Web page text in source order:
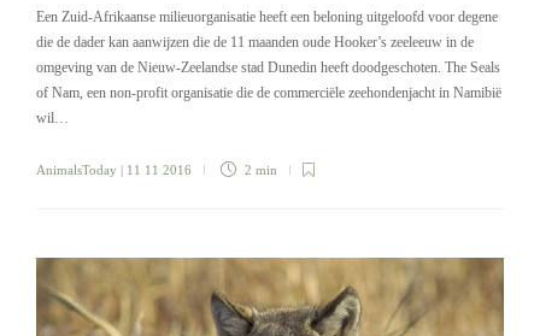
Een Zuid-Afrikaanse milieuorganisatie heeft een beloning uitgeloofd voor degene
die de dader kan aanwijzen die de 11 maanden oude Hooker’s zeeleeuw in de
omgeving van de Nieuw-Zeelandse stad Dunedin heeft doodgeschoten. The Seals
of Nam, een non-profit organisatie die de commerciële zeehondenjacht in Namibië
wil…
AnimalsToday | 11 11 2016 2 min